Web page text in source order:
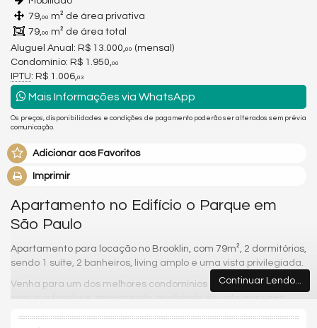
79,00 m² de área privativa
79,00 m² de área total
Aluguel Anual: R$ 13.000,00 (mensal)
Condomínio: R$ 1.950,00
IPTU: R$ 1.006,03
Mais Informações via WhatsApp
Os preços, disponibilidades e condições de pagamento poderão ser alterados sem prévia
comunicação.
Adicionar aos Favoritos
Imprimir
Apartamento no Edifício o Parque em
São Paulo
Apartamento para locação no Brooklin, com 79m², 2 dormitórios,
sendo 1 suíte, 2 banheiros, living amplo e uma vista privilegiada.
Venha para um dos melhores condomínios da região e desfrute
com sua família e amigos toda qualidade de vida que você
Continuar Lendo...